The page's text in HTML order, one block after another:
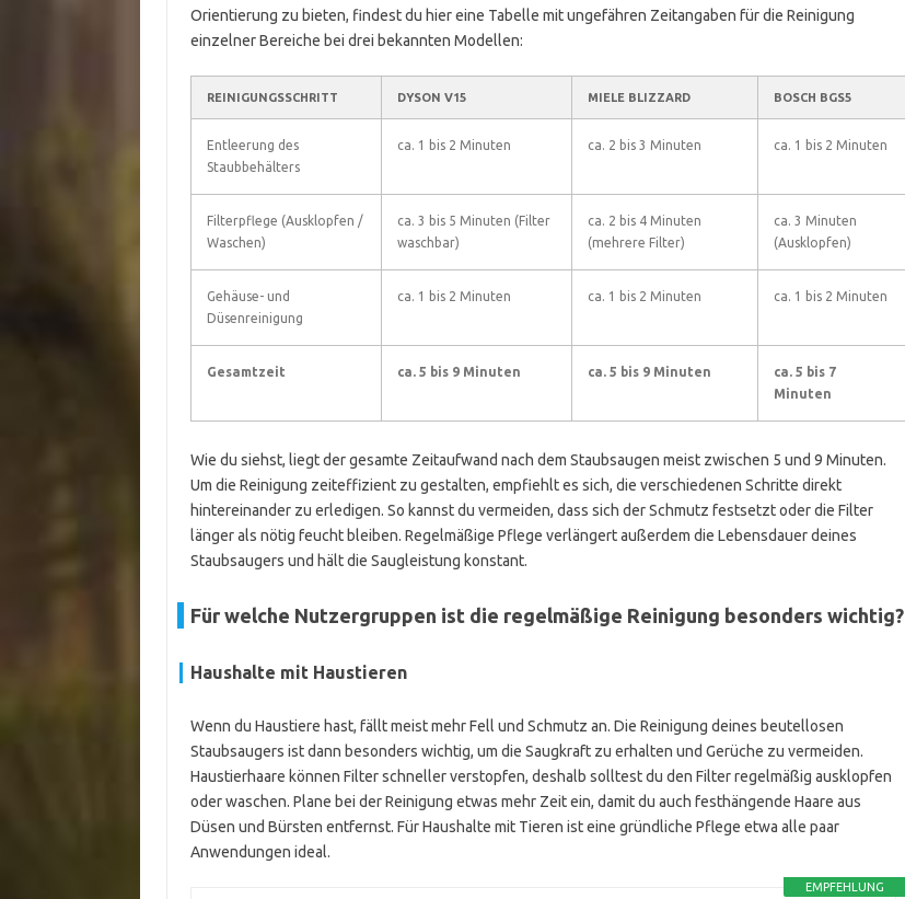
Orientierung zu bieten, findest du hier eine Tabelle mit ungefähren Zeitangaben für die Reinigung
einzelner Bereiche bei drei bekannten Modellen:
REINIGUNGSSCHRITT DYSON V15 MIELE BLIZZARD BOSCH BGS5
Entleerung des
Staubbehälters
ca. 1 bis 2 Minuten ca. 2 bis 3 Minuten ca. 1 bis 2 Minuten
Filterpflege (Ausklopfen /
Waschen)
ca. 3 bis 5 Minuten (Filter
waschbar)
ca. 2 bis 4 Minuten
(mehrere Filter)
ca. 3 Minuten
(Ausklopfen)
Gehäuse- und
Düsenreinigung
ca. 1 bis 2 Minuten ca. 1 bis 2 Minuten ca. 1 bis 2 Minuten
Gesamtzeit ca. 5 bis 9 Minuten ca. 5 bis 9 Minuten
ca. 5 bis 7
Minuten
Wie du siehst, liegt der gesamte Zeitaufwand nach dem Staubsaugen meist zwischen 5 und 9 Minuten.
Um die Reinigung zeiteffizient zu gestalten, empfiehlt es sich, die verschiedenen Schritte direkt
hintereinander zu erledigen. So kannst du vermeiden, dass sich der Schmutz festsetzt oder die Filter
länger als nötig feucht bleiben. Regelmäßige Pflege verlängert außerdem die Lebensdauer deines
Staubsaugers und hält die Saugleistung konstant.
Für welche Nutzergruppen ist die regelmäßige Reinigung besonders wichtig?
Haushalte mit Haustieren
Wenn du Haustiere hast, fällt meist mehr Fell und Schmutz an. Die Reinigung deines beutellosen
Staubsaugers ist dann besonders wichtig, um die Saugkraft zu erhalten und Gerüche zu vermeiden.
Haustierhaare können Filter schneller verstopfen, deshalb solltest du den Filter regelmäßig ausklopfen
oder waschen. Plane bei der Reinigung etwas mehr Zeit ein, damit du auch festhängende Haare aus
Düsen und Bürsten entfernst. Für Haushalte mit Tieren ist eine gründliche Pflege etwa alle paar
Anwendungen ideal.
EMPFEHLUNG